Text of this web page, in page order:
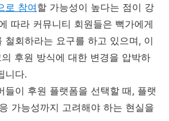
로 참여할 가능성이 높다는 점이 강
따라 커뮤니티 회원들은 뻑가에게
철회하라는 요구를 하고 있으며, 이
후원 방식에 대한 변경을 압박하
니다.
들이 후원 플랫폼을 선택할 때, 플랫
가능성까지 고려해야 하는 현실을